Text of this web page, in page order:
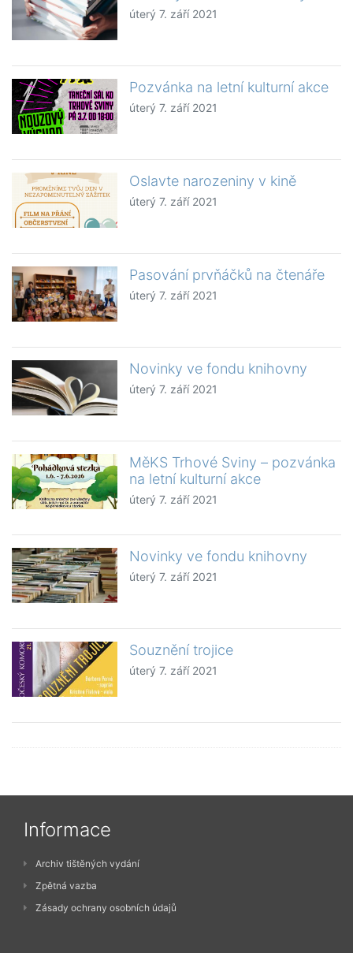
úterý 7. září 2021
Pozvánka na letní kulturní akce
úterý 7. září 2021
Oslavte narozeniny v kině
úterý 7. září 2021
Pasování prvňáčků na čtenáře
úterý 7. září 2021
Novinky ve fondu knihovny
úterý 7. září 2021
MěKS Trhové Sviny – pozvánka
na letní kulturní akce
úterý 7. září 2021
Novinky ve fondu knihovny
úterý 7. září 2021
Souznění trojice
úterý 7. září 2021
Informace
Archiv tištěných vydání
Zpětná vazba
Zásady ochrany osobních údajů